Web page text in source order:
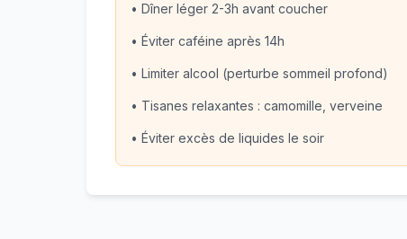
• Dîner léger 2-3h avant coucher
• Éviter caféine après 14h
• Limiter alcool (perturbe sommeil profond)
• Tisanes relaxantes : camomille, verveine
• Éviter excès de liquides le soir